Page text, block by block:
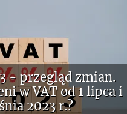
- przegląd zmian.
w VAT od 1 lipca i
2023 r.?